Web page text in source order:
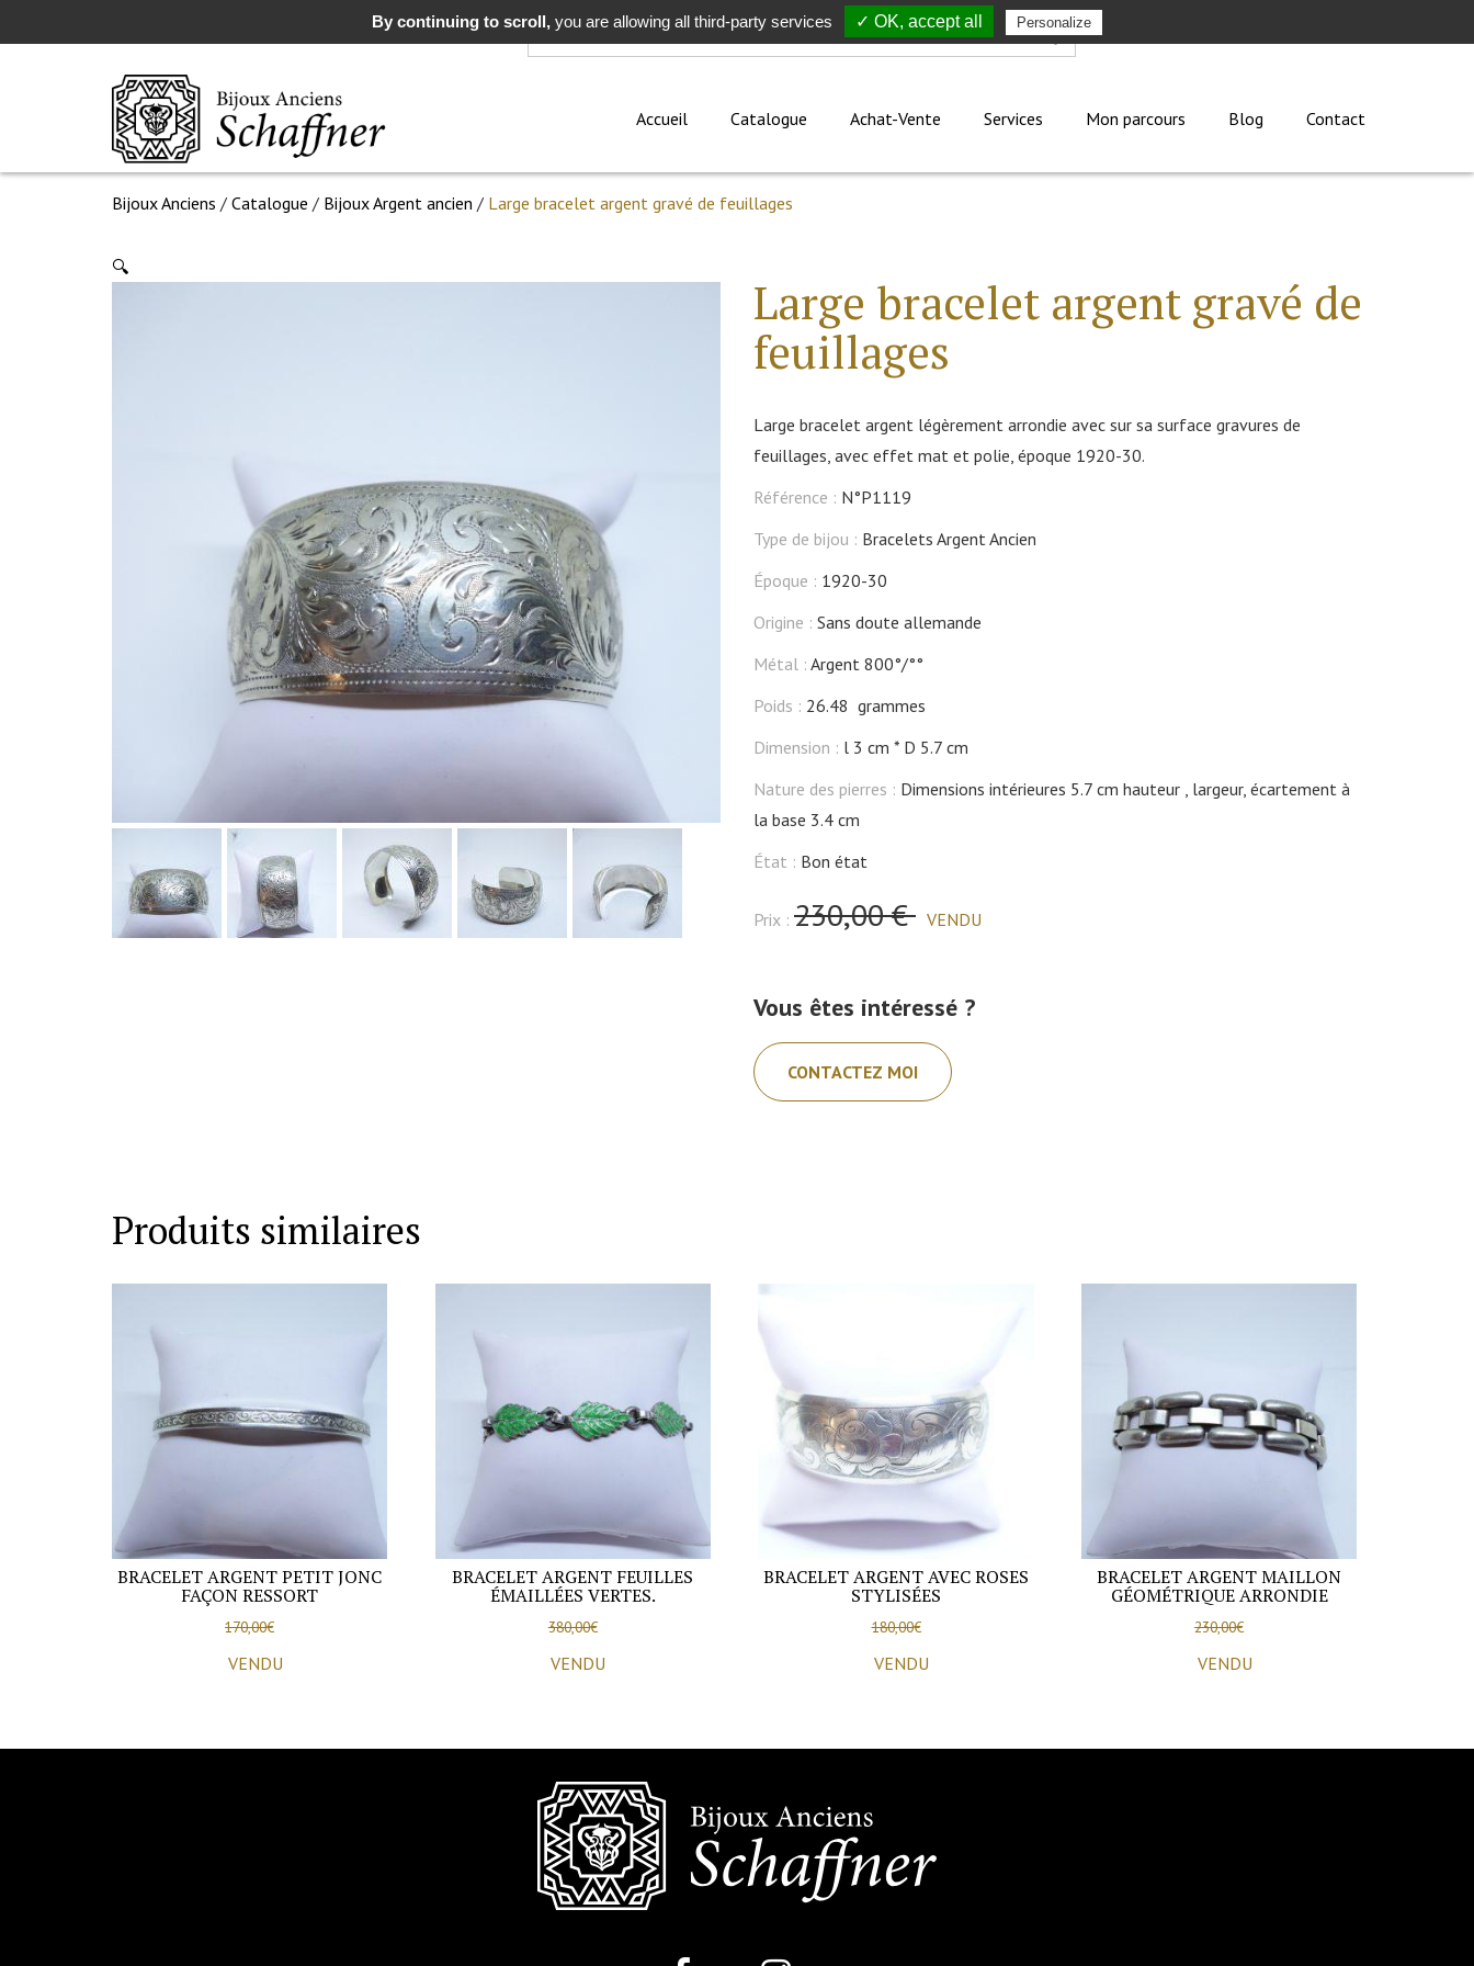
Rechercher
Accueil Catalogue Achat-Vente Services Mon parcours Blog Contact
Bijoux Anciens / Catalogue / Bijoux Argent ancien / Large bracelet argent gravé de feuillages
🔍
Large bracelet argent gravé de
feuillages
Large bracelet argent légèrement arrondie avec sur sa surface gravures de
feuillages, avec effet mat et polie, époque 1920-30.
Référence : N°P1119
Type de bijou : Bracelets Argent Ancien
Époque : 1920-30
Origine : Sans doute allemande
Métal : Argent 800°/°°
Poids : 26.48 grammes
Dimension : l 3 cm
D 5.7 cm
Nature des pierres : Dimensions intérieures 5.7 cm hauteur , largeur, écartement à
la base 3.4 cm
État : Bon état
Prix : 230,00 € VENDU
Vous êtes intéressé ?
CONTACTEZ MOI
Produits similaires
BRACELET ARGENT PETIT JONC
FAÇON RESSORT
170,00€
VENDU
BRACELET ARGENT FEUILLES
ÉMAILLÉES VERTES.
380,00€
VENDU
BRACELET ARGENT AVEC ROSES
STYLISÉES
180,00€
VENDU
BRACELET ARGENT MAILLON
GÉOMÉTRIQUE ARRONDIE
230,00€
VENDU
By continuing to scroll,you are allowing all third-party services ✓ OK, accept all Personalize